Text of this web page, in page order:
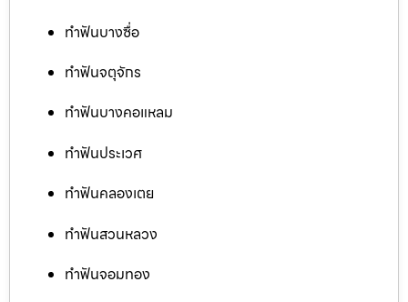
ทำฟันบางซื่อ
ทำฟันจตุจักร
ทำฟันบางคอแหลม
ทำฟันประเวศ
ทำฟันคลองเตย
ทำฟันสวนหลวง
ทำฟันจอมทอง